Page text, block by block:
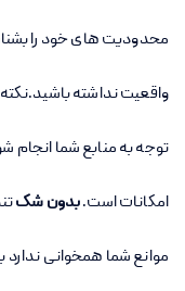
محدودیت های خود را
واقعیت نداشته باشید.نکته
توجه به منابع شما انجام
امکانات است.بدون شک
موانع شما همخوانی